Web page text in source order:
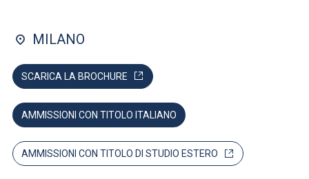
SEI UN DOCENTE O UN MEMBRO DELLO STAFF
ACCEDI A CLOUDMAIL
MILANO
SCARICA LA BROCHURE
AMMISSIONI CON TITOLO ITALIANO
AMMISSIONI CON TITOLO DI STUDIO ESTERO